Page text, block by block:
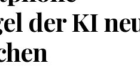
der KI